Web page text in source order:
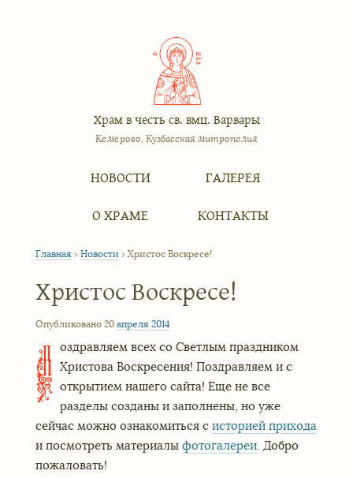
Храм в честь св. вмц. Варвары
Кемерово, Кузбасская митрополия
НОВОСТИ
О ХРАМЕ
ГАЛЕРЕЯ
КОНТАКТЫ
Главная › Новости › Христос Воскресе!
Христос Воскресе!
Опубликовано 20 апреля 2014
П оздравляем всех со Светлым праздником
Христова Воскресения! Поздравляем и с
открытием нашего сайта! Еще не все
разделы созданы и заполнены, но уже
сейчас можно ознакомиться с историей прихода
и посмотреть материалы фотогалереи . Добро
пожаловать!